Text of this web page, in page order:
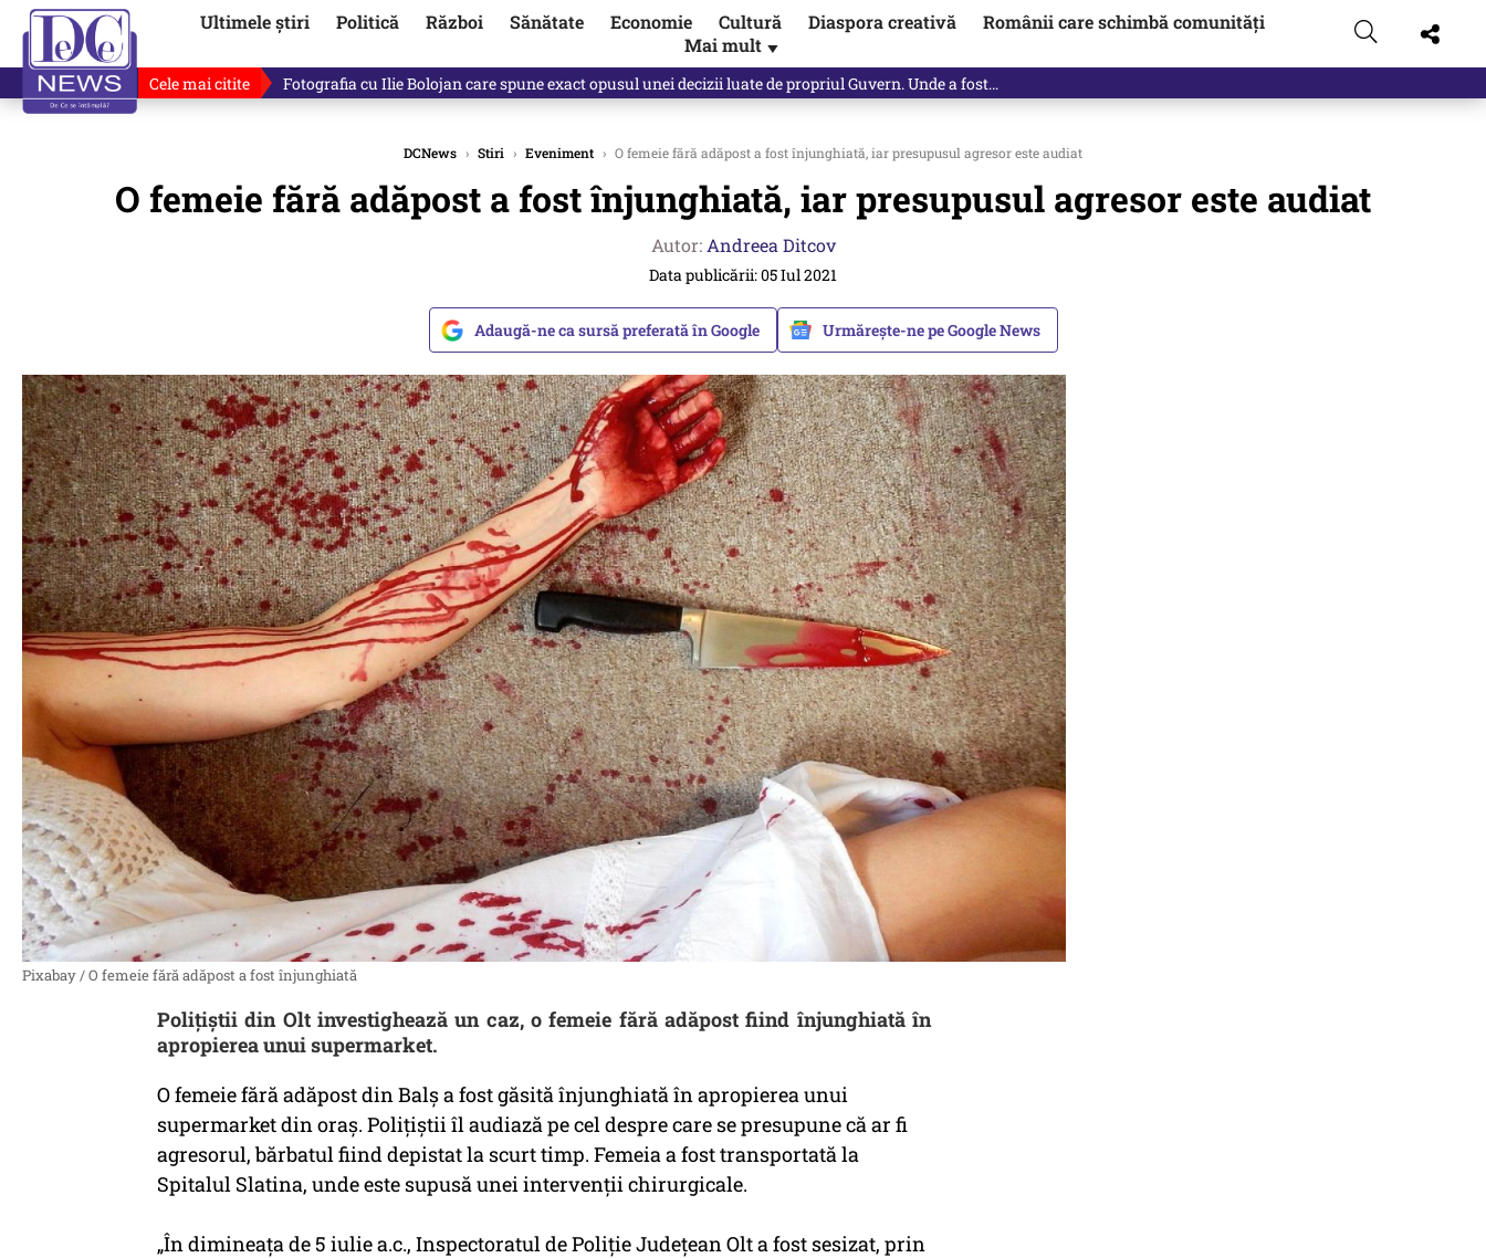
Ultimele știri Politică Război Sănătate Economie Cultură Diaspora creativă
Românii care schimbă comunități
Mai mult ▼
Cele mai citite De ce minte Ilie Bolojan? Ce spune Mircea Badea: E o minciună de mari proporții
DCNews › Stiri › Eveniment › O femeie fără adăpost a fost înjunghiată, iar presupusul agresor este audiat
O femeie fără adăpost a fost înjunghiată, iar presupusul agresor este audiat
Autor: Andreea Ditcov
Data publicării: 05 Iul 2021
Adaugă-ne ca sursă preferată în Google Urmărește-ne pe Google News
Pixabay / O femeie fără adăpost a fost înjunghiată
Polițiștii din Olt investighează un caz, o femeie fără adăpost fiind înjunghiată în
apropierea unui supermarket.
O femeie fără adăpost din Balș a fost găsită înjunghiată în apropierea unui
supermarket din oraș. Polițiștii îl audiază pe cel despre care se presupune că ar fi
agresorul, bărbatul fiind depistat la scurt timp. Femeia a fost transportată la
Spitalul Slatina, unde este supusă unei intervenţii chirurgicale.
„În dimineața de 5 iulie a.c., Inspectoratul de Poliție Județean Olt a fost sesizat, prin